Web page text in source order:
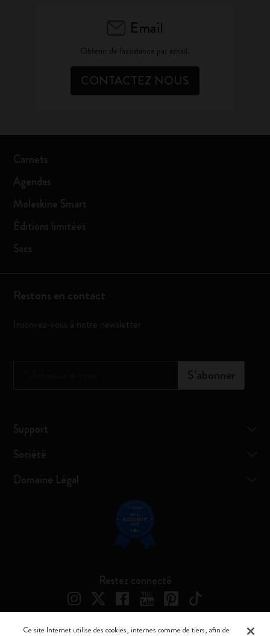
Email
Obtenir de l'assistance par email.
CONTACTEZ NOUS
Carnets
Agendas
Moleskine Smart
Éditions limitées
Sacs
Restons en contact
Inscrivez-vous à notre newsletter
S’abonner
Support
Société
Domaine Légal
Restez connecté
Ce site Internet utilise des cookies, internes comme de tiers, afin de